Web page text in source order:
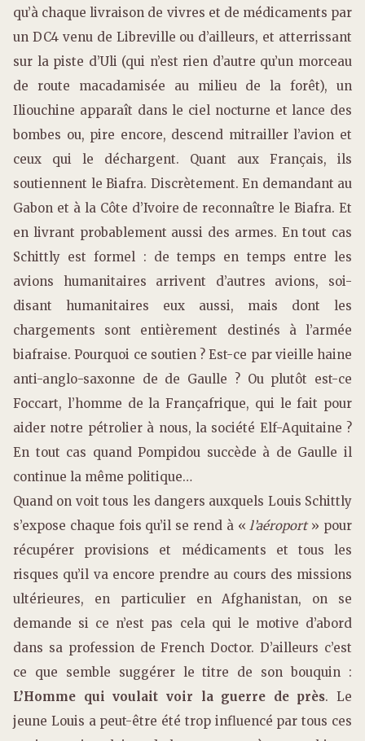
qu’à chaque livraison de vivres et de médicaments par
un DC4 venu de Libreville ou d’ailleurs, et atterrissant
sur la piste d’Uli (qui n’est rien d’autre qu’un morceau
de route macadamisée au milieu de la forêt), un
Iliouchine apparaît dans le ciel nocturne et lance des
bombes ou, pire encore, descend mitrailler l’avion et
ceux qui le déchargent. Quant aux Français, ils
soutiennent le Biafra. Discrètement. En demandant au
Gabon et à la Côte d’Ivoire de reconnaître le Biafra. Et
en livrant probablement aussi des armes. En tout cas
Schittly est formel : de temps en temps entre les
avions humanitaires arrivent d’autres avions, soi-
disant humanitaires eux aussi, mais dont les
chargements sont entièrement destinés à l’armée
biafraise. Pourquoi ce soutien ? Est-ce par vieille haine
anti-anglo-saxonne de de Gaulle ? Ou plutôt est-ce
Foccart, l’homme de la Françafrique, qui le fait pour
aider notre pétrolier à nous, la société Elf-Aquitaine ?
En tout cas quand Pompidou succède à de Gaulle il
continue la même politique…
Quand on voit tous les dangers auxquels Louis Schittly
s’expose chaque fois qu’il se rend à « l’aéroport» pour
récupérer provisions et médicaments et tous les
risques qu’il va encore prendre au cours des missions
ultérieures, en particulier en Afghanistan, on se
demande si ce n’est pas cela qui le motive d’abord
dans sa profession de French Doctor. D’ailleurs c’est
ce que semble suggérer le titre de son bouquin :
L’Homme qui voulait voir la guerre de près. Le
jeune Louis a peut-être été trop influencé par tous ces